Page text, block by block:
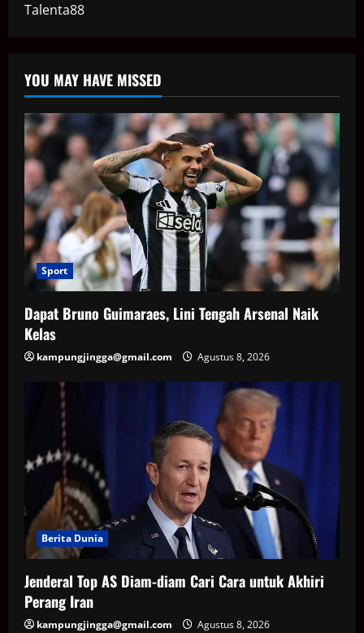
Talenta88
YOU MAY HAVE MISSED
Sport
Dapat Bruno Guimaraes, Lini Tengah Arsenal Naik
Kelas
kampungjingga@gmail.com Agustus 8, 2026
Berita Dunia
Jenderal Top AS Diam-diam Cari Cara untuk Akhiri
Perang Iran
kampungjingga@gmail.com Agustus 8, 2026